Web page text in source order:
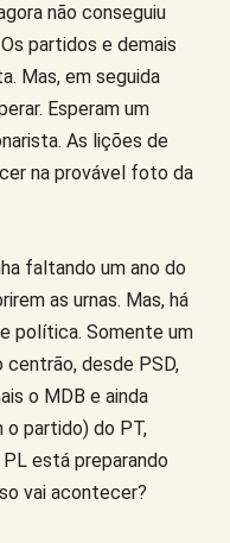
não conseguiu
partidos e demais
Mas, em seguida
Esperam um
As lições de
na provável foto da
faltando um ano do
as urnas. Mas, há
política. Somente um
desde PSD,
o MDB e ainda
partido) do PT,
está preparando
vai acontecer?